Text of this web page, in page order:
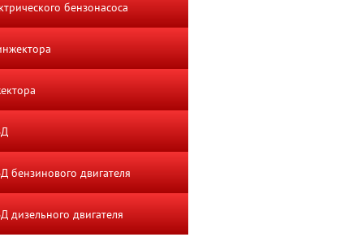
бензонасоса
бензинового двигателя
дизельного двигателя